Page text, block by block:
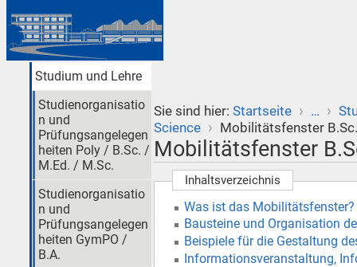
Sie sind hier: Startseite › … ›
Science › Mobilitätsfenster B.Sc.
Mobilitätsfenster
Inhaltsverzeichnis
Was ist das Mobilitätsfenster?
Bausteine und Organisation
Beispiele für die Gestaltung
Informationsveranstaltung,
Studium und Lehre
Studienorganisatio
n und
Prüfungsangelegen
heiten Poly / B.Sc. /
M.Ed. / M.Sc.
Studienorganisatio
n und
Prüfungsangelegen
heiten GymPO /
B.A.